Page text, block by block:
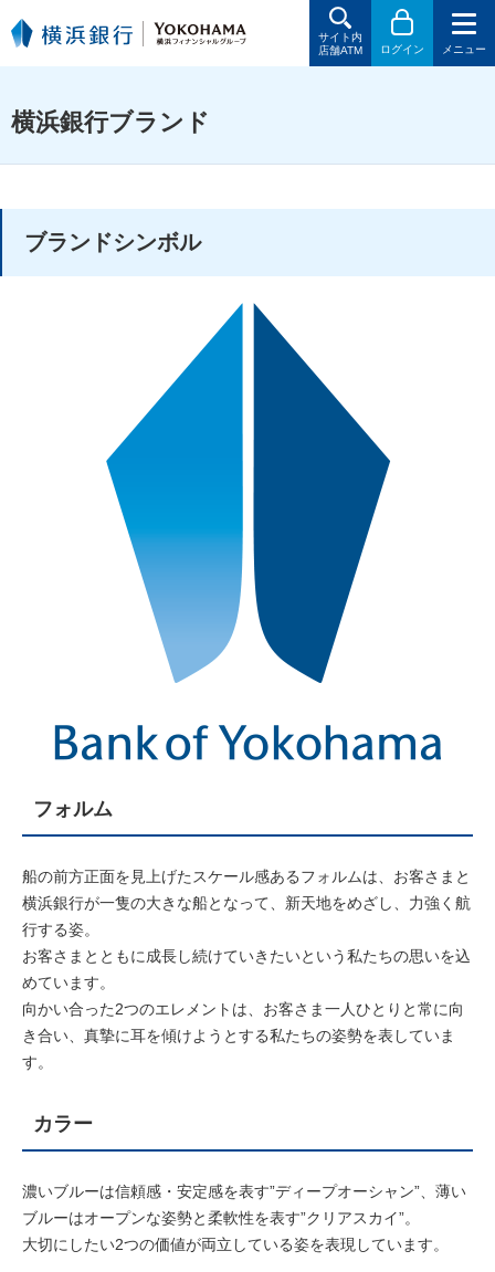
サイト内
店舗ATM
ログイン メニュー
横浜銀行ブランド
ブランドシンボル
フォルム
船の前方正面を見上げたスケール感あるフォルムは、お客さまと
横浜銀行が一隻の大きな船となって、新天地をめざし、力強く航
行する姿。
お客さまとともに成長し続けていきたいという私たちの思いを込
めています。
向かい合った2つのエレメントは、お客さま一人ひとりと常に向
き合い、真摯に耳を傾けようとする私たちの姿勢を表していま
す。
カラー
濃いブルーは信頼感・安定感を表す”ディープオーシャン”、薄い
ブルーはオープンな姿勢と柔軟性を表す”クリアスカイ”。
大切にしたい2つの価値が両立している姿を表現しています。